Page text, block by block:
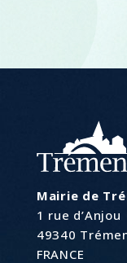
Mairie de
1 rue d’Anjou
49340
FRANCE